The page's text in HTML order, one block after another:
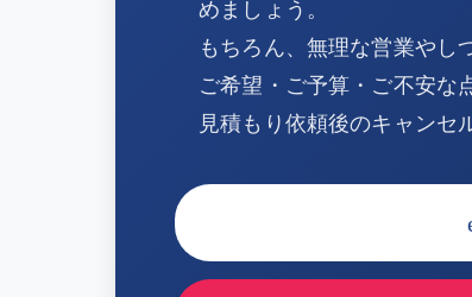
めましょう。
もちろん、無理な営業やし
ご希望・ご予算・ご不安な
見積もり依頼後のキャンセ